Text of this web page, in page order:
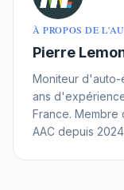
À PROPOS DE
Pierre
Moniteur d'auto-
ans
France.
AAC depuis